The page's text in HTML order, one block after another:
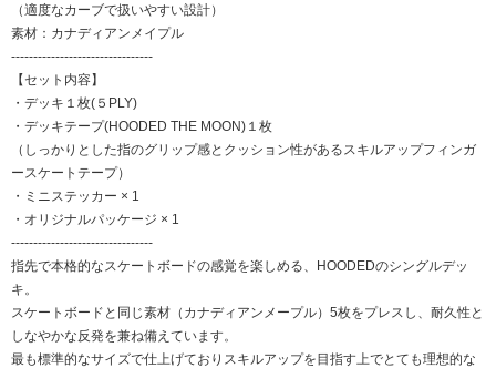
（適度なカーブで扱いやすい設計）
素材：カナディアンメイプル
--------------------------------
【セット内容】
・デッキ１枚(５PLY)
・デッキテープ(HOODED THE MOON)１枚
（しっかりとした指のグリップ感とクッション性があるスキルアップフィンガ
ースケートテープ）
・ミニステッカー × 1
・オリジナルパッケージ × 1
--------------------------------
指先で本格的なスケートボードの感覚を楽しめる、HOODEDのシングルデッ
キ。
スケートボードと同じ素材（カナディアンメープル）5枚をプレスし、耐久性と
しなやかな反発を兼ね備えています。
最も標準的なサイズで仕上げておりスキルアップを目指す上でとても理想的な